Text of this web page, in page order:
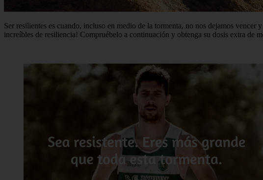
Ser resilientes es cuando, incluso en medio de la tormenta, no nos dejamos vencer
increíbles de resiliencia! Compruébelo a continuación y obtenga su dosis extra de